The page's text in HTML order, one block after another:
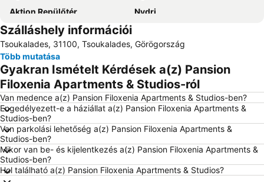
Aktion Repülőtér
Nydri
Port of Preveza
Beach of Agios Ioannis
Dimotiko Stadio Leukadas ''Platwnas Grigoris''
Archaeological Museum of Lefkada
Perigiali
Daily cruises from Lefkada
Agiofili
Traditional Settlement of Agios Ioannis
Beach Ammoudia
Pefkoulia
Kathisma
Mytikas
Monolithi
Ancient Nikopolis
Spilia Tou Papanicoli
Loutsa
Szálláshely információi
Tsoukalades, 31100, Tsoukalades, Görögország
Több mutatása
Gyakran Ismételt Kérdések a(z) Pansion
Filoxenia Apartments & Studios-ról
Van medence a(z) Pansion Filoxenia Apartments & Studios-ben?
Engedélyezett-e a háziállat a(z) Pansion Filoxenia Apartments &
Studios-ben?
Van parkolási lehetőség a(z) Pansion Filoxenia Apartments &
Studios-ben?
Mikor van be- és kijelentkezés a(z) Pansion Filoxenia Apartments &
Studios-ben?
Hol található a(z) Pansion Filoxenia Apartments & Studios?